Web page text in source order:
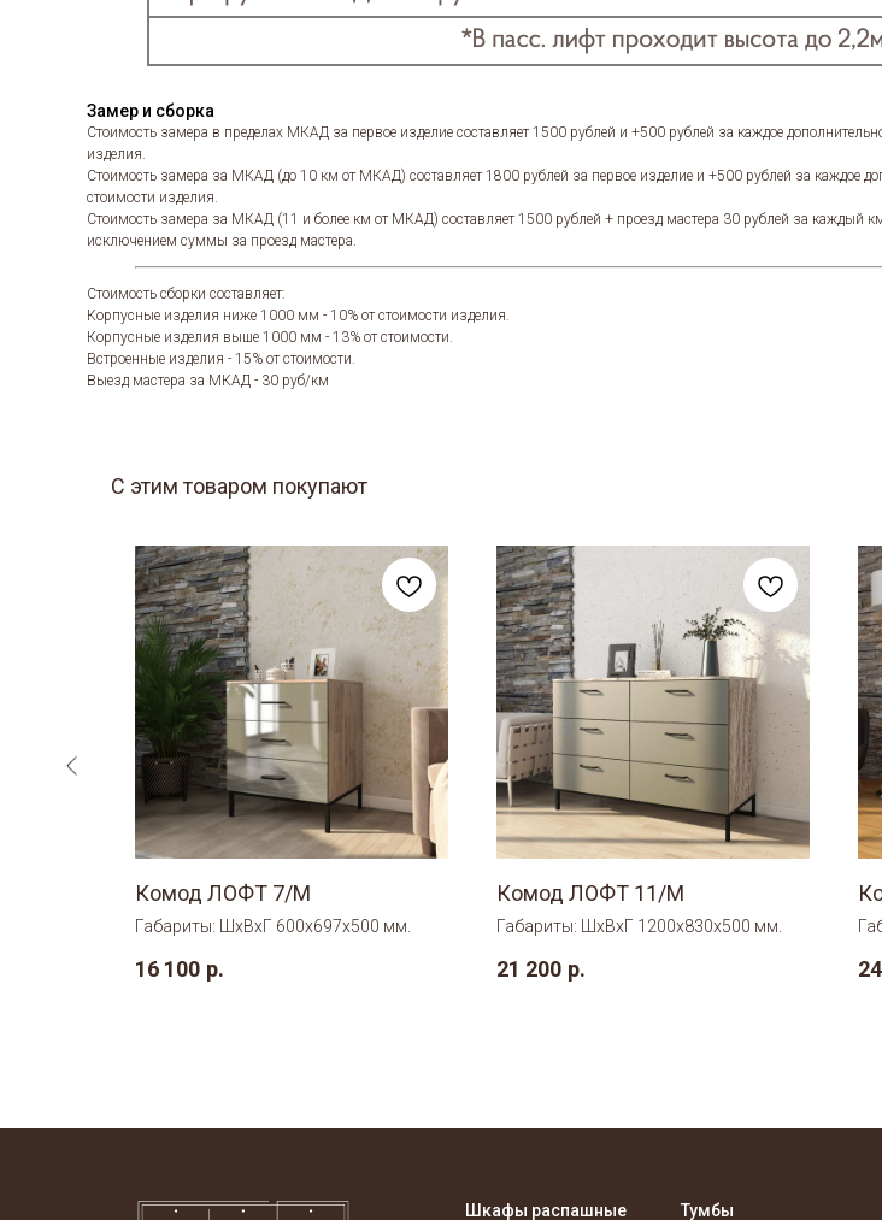
Замер и сборка
Стоимость замера в пределах МКАД за первое изделие составляет 1500 рублей и +500 рублей за каждое
изделия.
Стоимость замера за МКАД (до 10 км от МКАД) составляет 1800 рублей за первое изделие и +500 рублей за каждое
стоимости изделия.
Стоимость замера за МКАД (11 и более км от МКАД) составляет 1500 рублей + проезд мастера 30 рублей за
исключением суммы за проезд мастера.
Стоимость сборки составляет:
Корпусные изделия ниже 1000 мм - 10% от стоимости изделия.
Корпусные изделия выше 1000 мм - 13% от стоимости.
Встроенные изделия - 15% от стоимости.
Выезд мастера за МКАД - 30 руб/км
С этим товаром покупают
Комод ЛОФТ 7/М
Габариты: ШхВхГ 600х697х500 мм.
16 100 р.
Комод ЛОФТ 11/М
Габариты: ШхВхГ 1200х830х500 мм.
21 200 р.
Шкафы распашные Тумбы